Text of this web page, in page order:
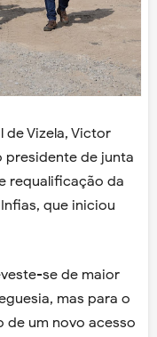
de Vizela, Victor
presidente de junta
requalificação da
que iniciou
se de maior
mas para o
um novo acesso